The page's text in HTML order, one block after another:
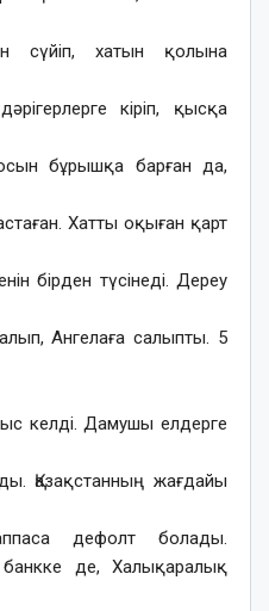
сүйіп, хатын қолына
кіріп, қысқа
бұрышқа барған да,
Хатты оқыған қарт
бірден түсінеді. Дереу
Ангелаға салыпты. 5
келді. Дамушы елдерге
Қазақстанның жағдайы
дефолт болады.
банкке де, Халықаралық